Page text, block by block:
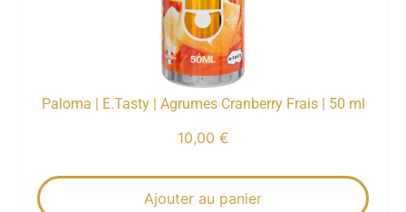
Paloma | E.Tasty | Agrumes Cranberry Frais | 50 ml
10,00 €
Ajouter au panier